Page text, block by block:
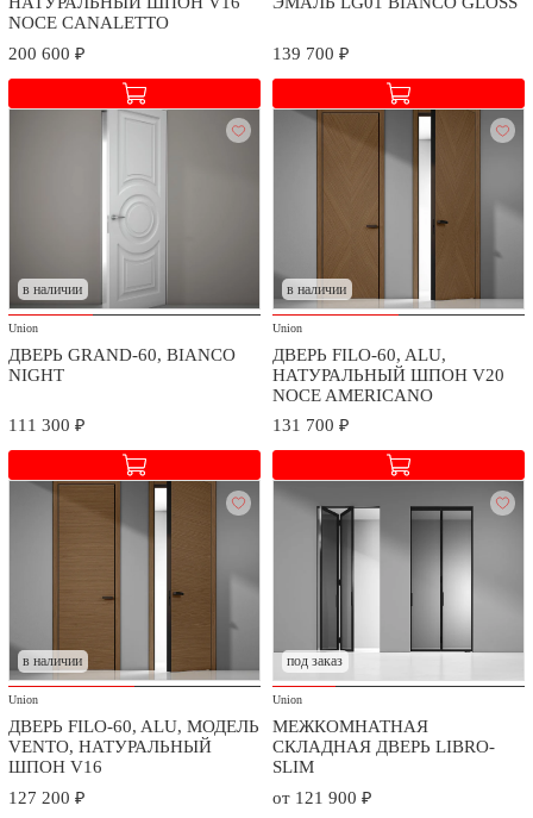
Доставка и сборка
Мы заботимся о безопасности доставки и качестве сборки
приобретаемых товаров.
Стоимость доставки и сборки оговаривается при заключении
договора в зависимости от географического расположения.
NOCE CANALETTO
200 600 ₽
139 700 ₽
в наличии
Union
ДВЕРЬ GRAND-60, BIANCO
NIGHT
111 300 ₽
в наличии
Union
ДВЕРЬ FILO-60, ALU,
НАТУРАЛЬНЫЙ ШПОН V20
NOCE AMERICANO
131 700 ₽
в наличии
Union
ДВЕРЬ FILO-60, ALU, МОДЕЛЬ
VENTO, НАТУРАЛЬНЫЙ
ШПОН V16
127 200 ₽
под заказ
Union
МЕЖКОМНАТНАЯ
СКЛАДНАЯ ДВЕРЬ LIBRO-
SLIM
от 121 900 ₽